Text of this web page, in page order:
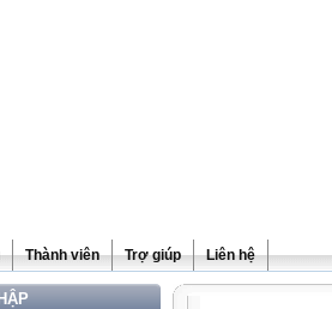
Thành viên Trợ giúp Liên hệ